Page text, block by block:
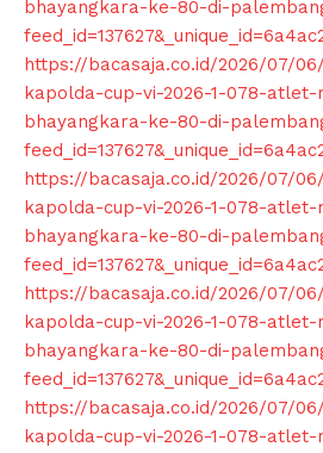
SUBSCRIBE
Company
About
Contact us
Subscription Plans
My account
bhayangkara-ke-80-di-
https://bacasaja.co.id/2026/07/
kapolda-cup-vi-2026-1-078-
bhayangkara-ke-80-di-
https://bacasaja.co.id/2026/07/
kapolda-cup-vi-2026-1-078-
bhayangkara-ke-80-di-
https://bacasaja.co.id/2026/07/
kapolda-cup-vi-2026-1-078-
bhayangkara-ke-80-di-
https://bacasaja.co.id/2026/07/
kapolda-cup-vi-2026-1-078-